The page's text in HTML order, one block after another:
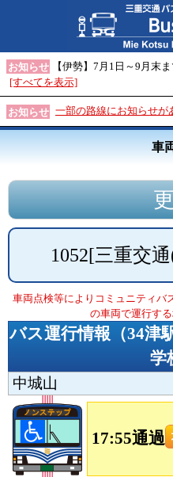
お知らせ
【伊勢】7月1日～9月末
[すべてを表示]
お知らせ 一部の路線にお知らせが
車
1052[三重交
車両点検等によりコミュニティバ
の車両で運行する
バス運行情報（34津
学
中城山
17:55通過